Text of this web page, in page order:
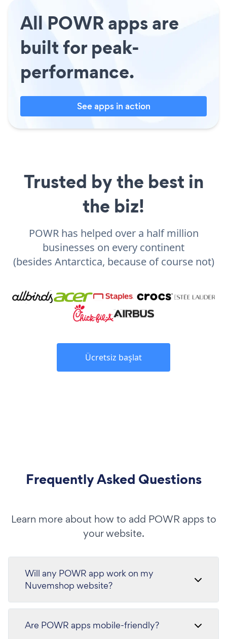
All POWR apps are
built for peak-
performance.
See apps in action
Trusted by the best in
the biz!
POWR has helped over a half million
businesses on every continent
(besides Antarctica, because of course not)
Ücretsiz başlat
Frequently Asked Questions
Learn more about how to add POWR apps to
your website.
Will any POWR app work on my
Nuvemshop website?
Are POWR apps mobile-friendly?